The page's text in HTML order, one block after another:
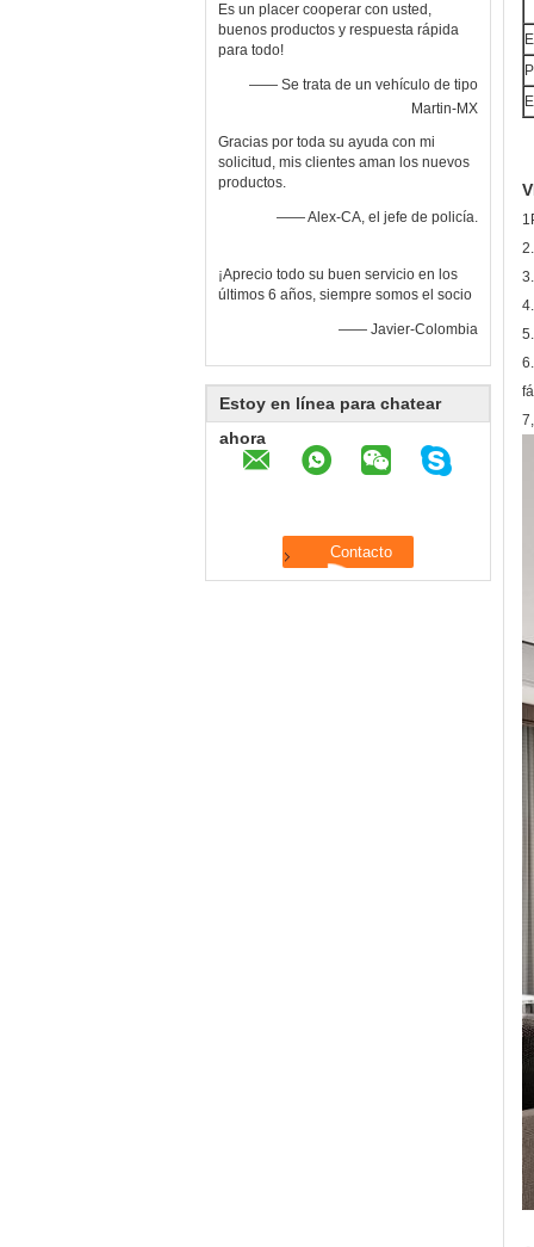
Es un placer cooperar con usted,
buenos productos y respuesta rápida
para todo!
—— Se trata de un vehículo de tipo
Martin-MX
Gracias por toda su ayuda con mi
solicitud, mis clientes aman los nuevos
productos.
—— Alex-CA, el jefe de policía.
¡Aprecio todo su buen servicio en los
últimos 6 años, siempre somos el socio
—— Javier-Colombia
Estoy en línea para chatear
ahora